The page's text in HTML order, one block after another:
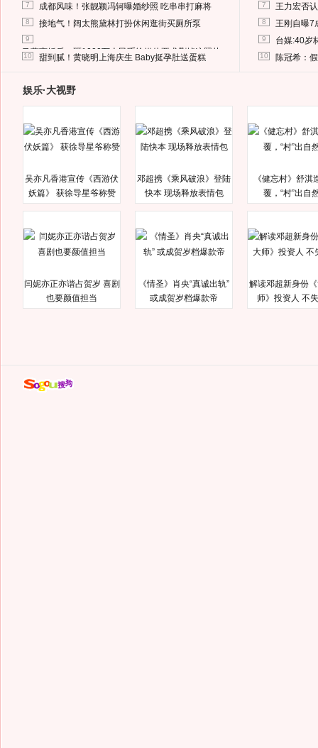
7 成都风味！张靓颖冯轲曝婚纱照 吃串串打麻将
8 接地气！阔太熊黛林打扮休闲逛街买厕所泵
9
马蓉离婚后，砸1000万人民币给媒体要求删掉这照片
10 甜到腻！黄晓明上海庆生 Baby挺孕肚送蛋糕
7 王力宏否
8 王刚自曝7
9 台媒:40岁
10 陈冠希：
娱乐·大视野
吴亦凡香港宣传《西游伏
妖篇》 获徐导星爷称赞
邓超携《乘风破浪》登陆
快本 现场释放表情包
《健忘村》舒淇
覆，“村”出自
闫妮亦正亦谐占贺岁 喜剧
也要颜值担当
《情圣》肖央“真诚出轨”
或成贺岁档爆款帝
解读邓超新身份
师》投资人 不